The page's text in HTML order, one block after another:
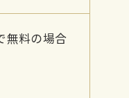
料の場合